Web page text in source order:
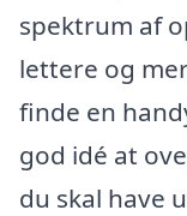
spektrum af
lettere og
finde en
god idé at
du skal have